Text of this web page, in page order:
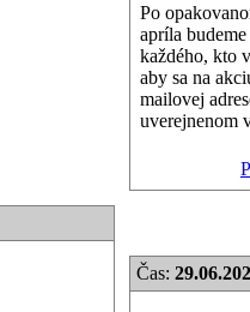
Po
apríla
každého, kto
aby sa na
mailovej
uverejnenom
Čas: